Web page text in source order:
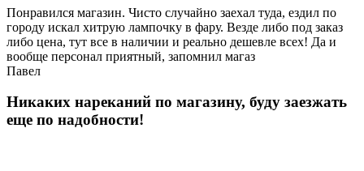
Понравился магазин. Чисто случайно заехал туда, ездил по
городу искал хитрую лампочку в фару. Везде либо под заказ
либо цена, тут все в наличии и реально дешевле всех! Да и
вообще персонал приятный, запомнил магаз
Павел
Никаких нареканий по магазину, буду заезжать
еще по надобности!